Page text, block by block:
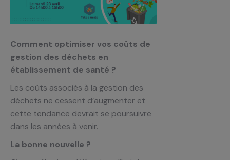
Comment optimiser vos coûts de
gestion des déchets en
établissement de santé ?
Les coûts associés à la gestion des
déchets ne cessent d’augmenter et
cette tendance devrait se poursuivre
dans les années à venir.
La bonne nouvelle ?